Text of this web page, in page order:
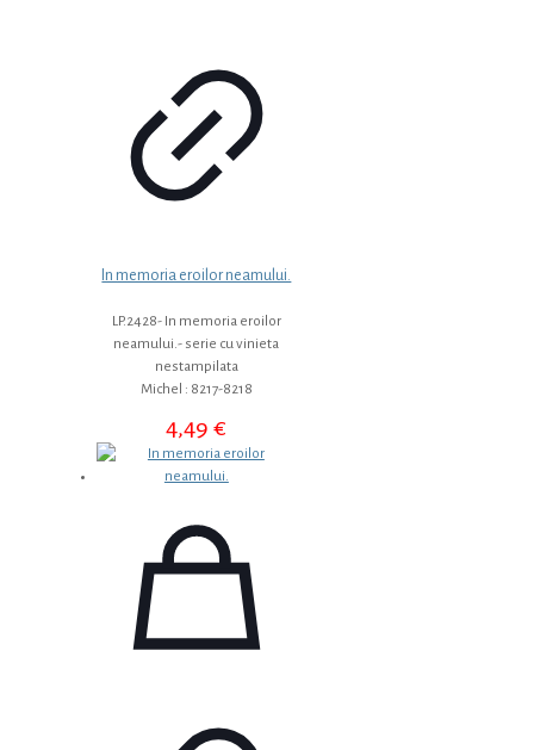
In memoria eroilor neamului.
LP.2428- In memoria eroilor
neamului.- serie cu vinieta
nestampilata
Michel : 8217-8218
4,49€